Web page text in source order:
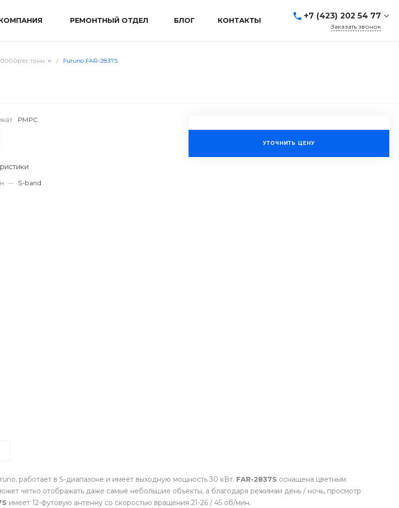
РЕМОНТНЫЙ ОТДЕЛ БЛОГ КОНТАКТЫ +7 (423) 202 54 77
Заказать звонок
/ Furuno FAR-2837S
РМРС
— S-band
УТОЧНИТЬ ЦЕНУ
работает в S-диапазоне и имеет выходную мощность 30 кВт. FAR-2837S оснащена цветным
четко отображать даже самые небольшие объекты, а благодаря режимам день / ночь, просмотр
имеет 12-футовую антенну со скоростью вращения 21-26 / 45 об/мин.